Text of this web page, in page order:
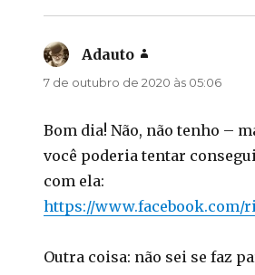
Adauto
7 de outubro de 2020 às 05:06
Bom dia! Não, não tenho –
você poderia tentar
com ela:
https://www.facebook.com/
Outra coisa: não sei se faz